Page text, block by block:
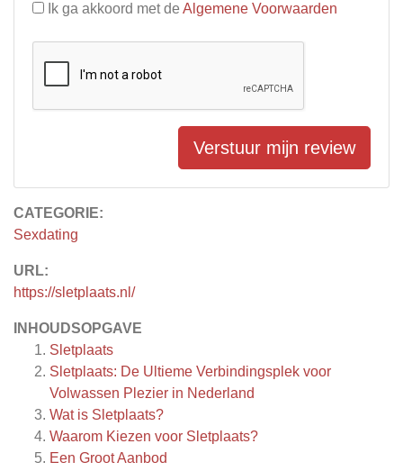
CATEGORIE:
Sexdating
URL:
https://sletplaats.nl/
INHOUDSOPGAVE
Sletplaats
Sletplaats: De Ultieme Verbindingsplek voor
Volwassen Plezier in Nederland
Wat is Sletplaats?
Waarom Kiezen voor Sletplaats?
Een Groot Aanbod
Ik ga akkoord met de Algemene Voorwaarden
Verstuur mijn review